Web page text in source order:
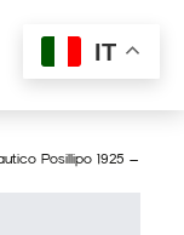
Posillipo 1925 –
IT